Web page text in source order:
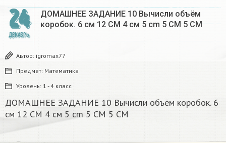
24
ДЕКАБРЬ
ДОМАШНЕЕ ЗАДАНИЕ 10 Вычисли объём
коробок. 6 см 12 CM 4 см 5 cm 5 CM 5 CM​
Автор: igromax77
Предмет: Математика
Уровень: 1 - 4 класс
ДОМАШНЕЕ ЗАДАНИЕ 10 Вычисли объём коробок. 6
см 12 CM 4 см 5 cm 5 CM 5 CM​